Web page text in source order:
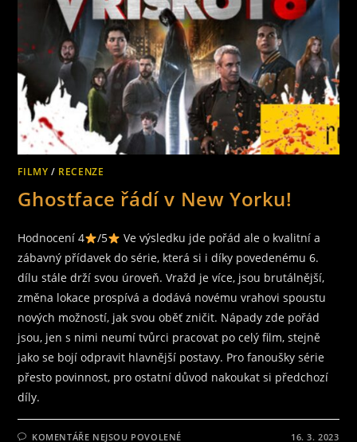
FILMY / RECENZE
Ghostface řádí v New Yorku!
Hodnocení 4 /5
Ve výsledku jde pořád ale o kvalitní a
zábavný přídavek do série, která si i díky povedenému 6.
dílu stále drží svou úroveň. Vražd je více, jsou brutálnější,
změna lokace prospívá a dodává novému vrahovi spoustu
nových možností, jak svou oběť zničit. Nápady zde pořád
jsou, jen s nimi neumí tvůrci pracovat po celý film, stejně
jako se bojí odpravit hlavnější postavy. Pro fanoušky série
přesto povinnost, pro ostatní důvod nakoukat si předchozí
díly.
KOMENTÁŘE NEJSOU POVOLENÉ 16. 3. 2023